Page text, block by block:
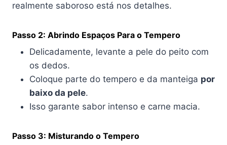
realmente saboroso está nos detalhes.
Passo 2: Abrindo Espaços Para o Tempero
Delicadamente, levante a pele do peito com
os dedos.
Coloque parte do tempero e da manteiga por
baixo da pele.
Isso garante sabor intenso e carne macia.
Passo 3: Misturando o Tempero